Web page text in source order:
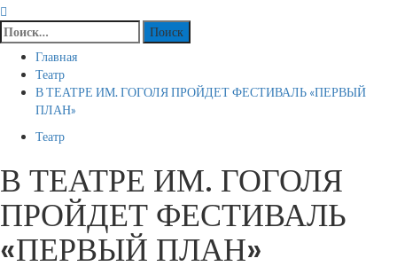
Найти:
Главная
Театр
В ТЕАТРЕ ИМ. ГОГОЛЯ ПРОЙДЕТ ФЕСТИВАЛЬ «ПЕРВЫЙ
ПЛАН»
Театр
В ТЕАТРЕ ИМ. ГОГОЛЯ
ПРОЙДЕТ ФЕСТИВАЛЬ
«ПЕРВЫЙ ПЛАН»